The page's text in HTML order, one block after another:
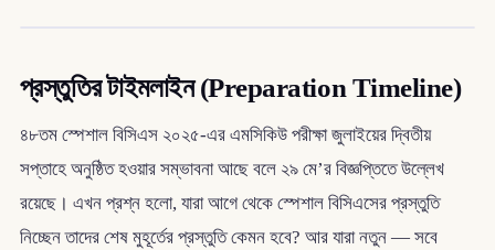
প্রস্তুতির টাইমলাইন (Preparation Timeline)
৪৮তম স্পেশাল বিসিএস ২০২৫-এর এমসিকিউ পরীক্ষা জুলাইয়ের দ্বিতীয়
সপ্তাহে অনুষ্ঠিত হওয়ার সম্ভাবনা আছে বলে ২৯ মে’র বিজ্ঞপ্তিতে উল্লেখ
রয়েছে। এখন প্রশ্ন হলো, যারা আগে থেকে স্পেশাল বিসিএসের প্রস্তুতি
নিচ্ছেন তাদের শেষ মুহূর্তের প্রস্তুতি কেমন হবে? আর যারা নতুন — সবে